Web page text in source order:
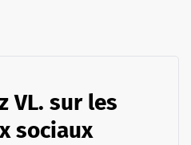
VL. sur les
sociaux